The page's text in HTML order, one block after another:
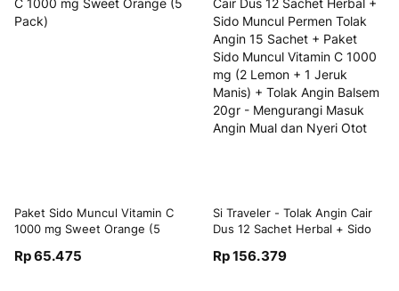
Paket Sido Muncul Vitamin C
1000 mg Sweet Orange (5
Rp 65.475
Si Traveler - Tolak Angin Cair
Dus 12 Sachet Herbal + Sido
Sachet + Paket Sido Muncul
Rp 156.379